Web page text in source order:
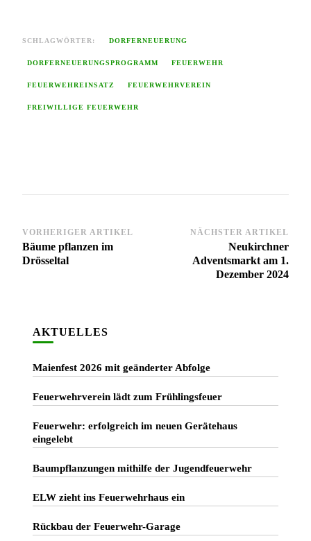
SCHLAGWÖRTER: DORFERNEUERUNG
DORFERNEUERUNGSPROGRAMM FEUERWEHR
FEUERWEHREINSATZ FEUERWEHRVEREIN
FREIWILLIGE FEUERWEHR
Beitragsnavigation
VORHERIGER ARTIKEL
Bäume pflanzen im
Drösseltal
NÄCHSTER ARTIKEL
Neukirchner
Adventsmarkt am 1.
Dezember 2024
AKTUELLES
Maienfest 2026 mit geänderter Abfolge
Feuerwehrverein lädt zum Frühlingsfeuer
Feuerwehr: erfolgreich im neuen Gerätehaus
eingelebt
Baumpflanzungen mithilfe der Jugendfeuerwehr
ELW zieht ins Feuerwehrhaus ein
Rückbau der Feuerwehr-Garage